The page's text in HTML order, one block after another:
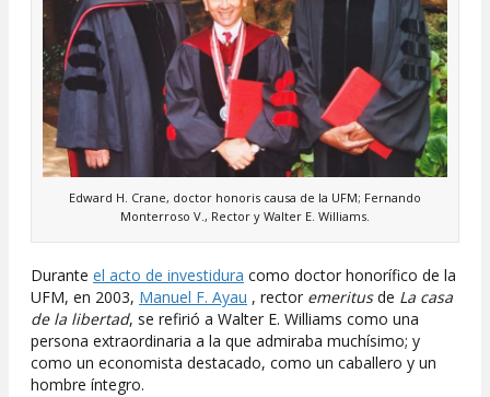
Edward H. Crane, doctor honoris causa de la UFM; Fernando
Monterroso V., Rector y Walter E. Williams.
Durante el acto de investidura como doctor honorífico de la
UFM, en 2003, Manuel F. Ayau , rector emeritusde La casa
de la libertad, se refirió a Walter E. Williams como una
persona extraordinaria a la que admiraba muchísimo; y
como un economista destacado, como un caballero y un
hombre íntegro.